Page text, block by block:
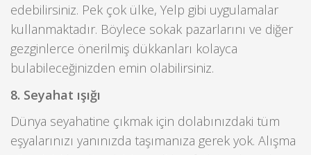
edebilirsiniz. Pek çok ülke, Yelp gibi uygulamalar
kullanmaktadır. Böylece sokak pazarlarını ve diğer
gezginlerce önerilmiş dükkanları kolayca
bulabileceğinizden emin olabilirsiniz.
8. Seyahat ışığı
Dünya seyahatine çıkmak için dolabınızdaki tüm
eşyalarınızı yanınızda taşımanıza gerek yok. Alışma